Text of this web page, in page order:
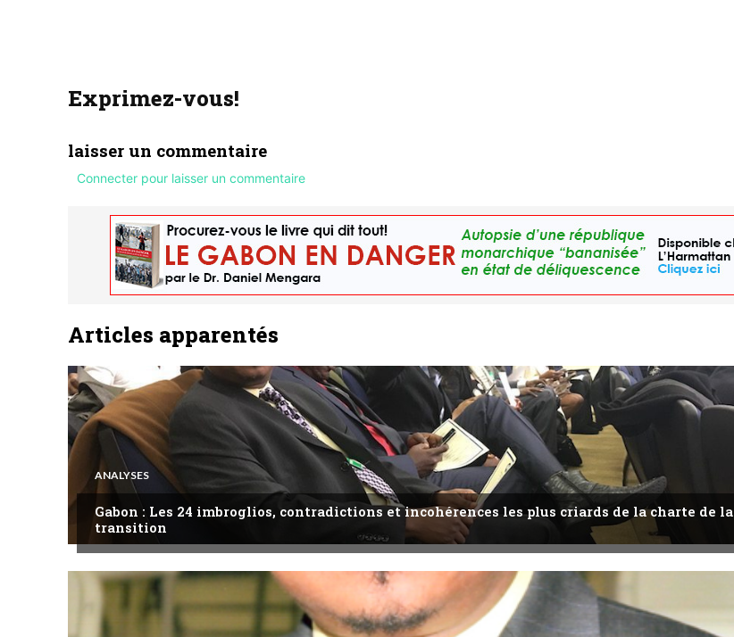
Exprimez-vous!
laisser un commentaire
Connecter pour laisser un commentaire
Articles apparentés
ANALYSES
Gabon : Les 24 imbroglios, contradictions et incohérences les plus criards de la charte de la
transition